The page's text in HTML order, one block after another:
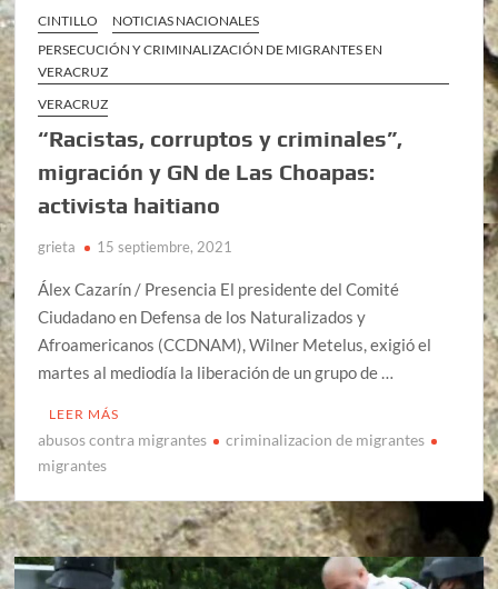
CINTILLO
NOTICIAS NACIONALES
PERSECUCIÓN Y CRIMINALIZACIÓN DE MIGRANTES EN
VERACRUZ
VERACRUZ
“Racistas, corruptos y criminales”,
migración y GN de Las Choapas:
activista haitiano
grieta 15 septiembre, 2021
Álex Cazarín / Presencia El presidente del Comité
Ciudadano en Defensa de los Naturalizados y
Afroamericanos (CCDNAM), Wilner Metelus, exigió el
martes al mediodía la liberación de un grupo de …
LEER MÁS
abusos contra migrantes
criminalizacion de migrantes
migrantes